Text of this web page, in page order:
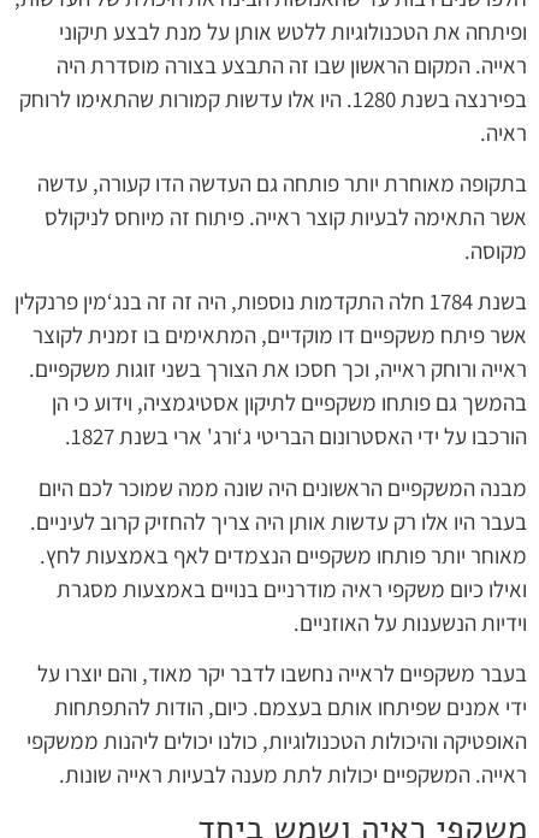
ופיתחה את הטכנולוגיות ללטש אותן על מנת לבצע תיקוני
ראייה. המקום הראשון שבו זה התבצע בצורה מוסדרת היה
בפירנצה בשנת 1280. היו אלו עדשות קמורות שהתאימו לרוחק
ראיה.
בתקופה מאוחרת יותר פותחה גם העדשה הדו קעורה, עדשה
אשר התאימה לבעיות קוצר ראייה. פיתוח זה מיוחס לניקולס
מקוסה.
בשנת 1784 חלה התקדמות נוספות, היה זה זה בנג‘מין פרנקלין
אשר פיתח משקפיים דו מוקדיים, המתאימים בו זמנית לקוצר
ראייה ורוחק ראייה, וכך חסכו את הצורך בשני זוגות משקפיים.
בהמשך גם פותחו משקפיים לתיקון אסטיגמציה, וידוע כי הן
הורכבו על ידי האסטרונום הבריטי ג‘ורג' ארי בשנת 1827.
מבנה המשקפיים הראשונים היה שונה ממה שמוכר לכם היום
בעבר היו אלו רק עדשות אותן היה צריך להחזיק קרוב לעיניים.
מאוחר יותר פותחו משקפיים הנצמדים לאף באמצעות לחץ.
ואילו כיום משקפי ראיה מודרניים בנויים באמצעות מסגרת
וידיות הנשענות על האוזניים.
בעבר משקפיים לראייה נחשבו לדבר יקר מאוד, והם יוצרו על
ידי אמנים שפיתחו אותם בעצמם. כיום, הודות להתפתחות
האופטיקה והיכולות הטכנולוגיות, כולנו יכולים ליהנות ממשקפי
ראייה. המשקפיים יכולות לתת מענה לבעיות ראייה שונות.
משקפי ראיה ושמש ביחד